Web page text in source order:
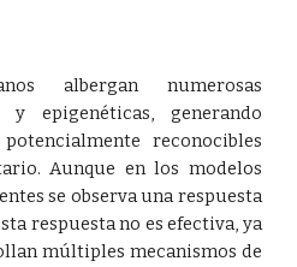
albergan numerosas
y epigenéticas, generando
reconocibles
Aunque en los modelos
se observa una respuesta
respuesta no es efectiva, ya
múltiples mecanismos de